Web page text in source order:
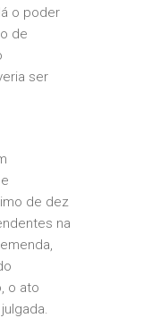
o poder
de
ser
de dez
na
o ato